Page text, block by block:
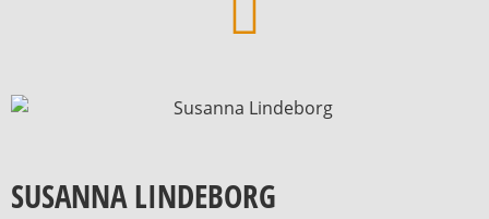
SUSANNA LINDEBORG